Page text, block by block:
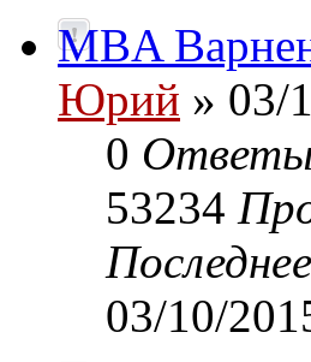
MBA
Юрий » 03/
0 Ответы
53234
03/10/